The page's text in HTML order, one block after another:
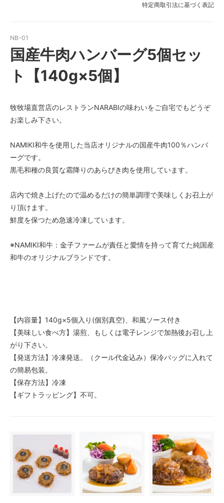
特定商取引法に基づく表記
NB-01
国産牛肉ハンバーグ5個セッ
ト【140g×5個】
牧牧場直営店のレストランNARABIの味わいをご自宅でもどうぞ
お楽しみ下さい。
NAMIKI和牛を使用した当店オリジナルの国産牛肉100％ハンバ
ーグです。
黒毛和種の良質な霜降りのあらびき肉を使用しています。
店内で焼き上げたので温めるだけの簡単調理で美味しくお召上が
り頂けます。
鮮度を保つため急速冷凍しています。
※NAMIKI和牛：金子ファームが責任と愛情を持って育てた純国産
和牛のオリジナルブランドです。
【内容量】140g×5個入り(個別真空)、和風ソース付き
【美味しい食べ方】湯煎、もしくは電子レンジで加熱後お召し上
がり下さい。
【発送方法】冷凍発送。（クール代金込み）保冷バッグに入れて
の簡易包装。
【保存方法】冷凍
【ギフトラッピング】不可。